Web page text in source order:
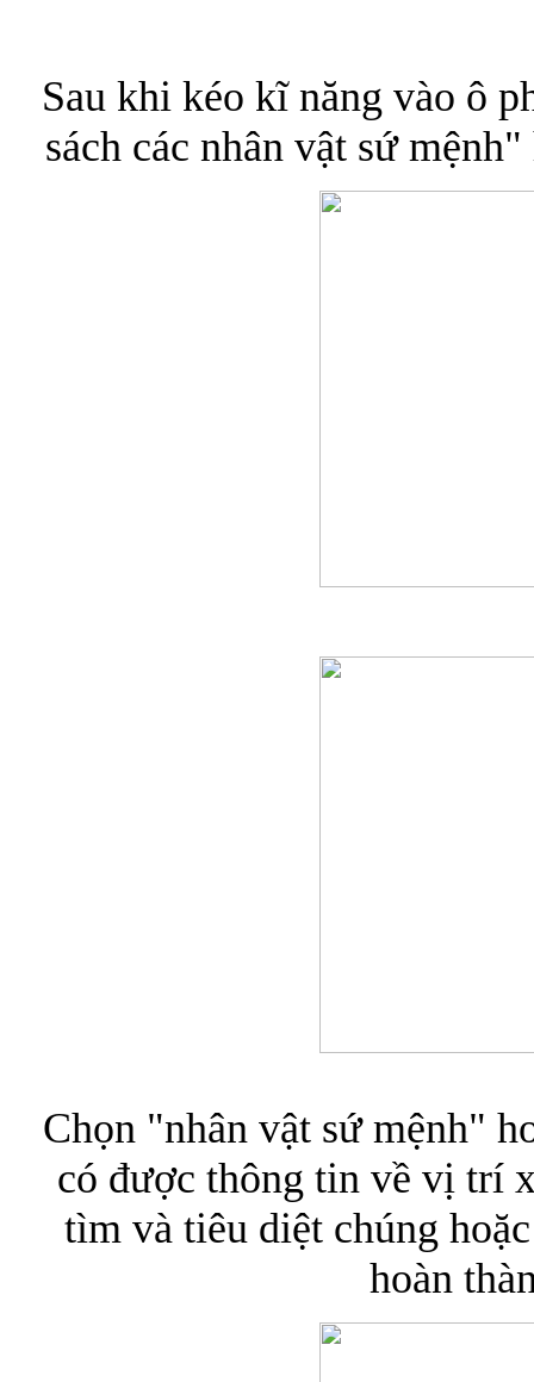
Sau khi kéo kĩ năng vào ô
sách các nhân vật sứ
Chọn "nhân vật sứ mệnh"
có được thông tin về vị trí
tìm và tiêu diệt chúng
hoàn